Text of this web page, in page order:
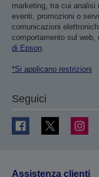
marketing, tra cui analisi
eventi, promozioni o
comunicazioni
comportamento sul web,
di Epson
*Si applicano restrizioni
Seguici
Assistenza clienti